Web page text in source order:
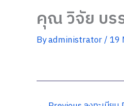
คุณ วิจัย บ
Byadministrator/19